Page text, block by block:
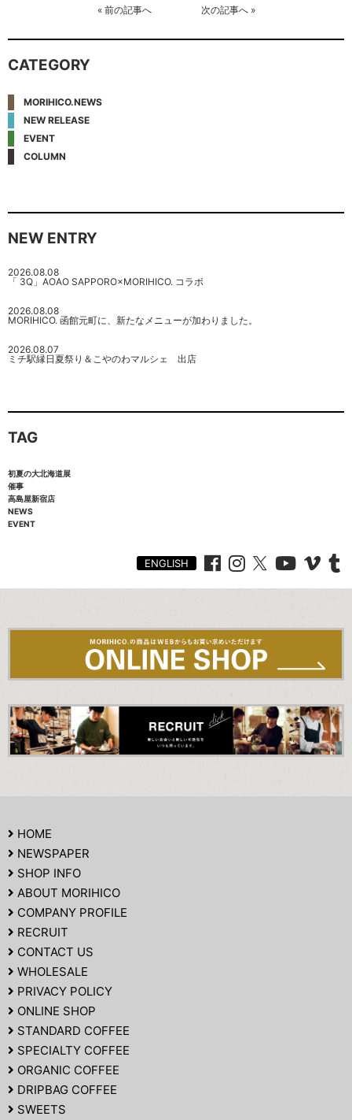
« 前の記事へ 次の記事へ»
CATEGORY
MORIHICO.NEWS
NEW RELEASE
EVENT
COLUMN
NEW ENTRY
2026.08.08
「 3Q」AOAO SAPPORO×MORIHICO. コラボ
2026.08.08
MORIHICO. 函館元町に、新たなメニューが加わりました。
2026.08.07
ミチ駅縁日夏祭り＆こやのわマルシェ 出店
TAG
初夏の大北海道展
催事
高島屋新宿店
NEWS
EVENT
ENGLISH
HOME
NEWSPAPER
SHOP INFO
ABOUT MORIHICO
COMPANY PROFILE
RECRUIT
CONTACT US
WHOLESALE
PRIVACY POLICY
ONLINE SHOP
STANDARD COFFEE
SPECIALTY COFFEE
ORGANIC COFFEE
DRIPBAG COFFEE
SWEETS